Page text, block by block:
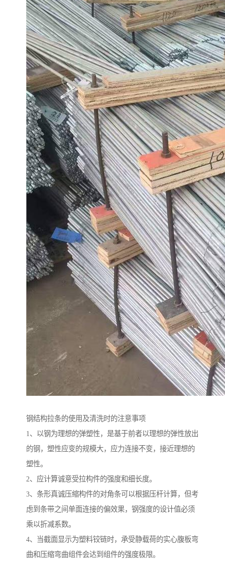
钢结构拉条的使用及清洗时的注意事项
1、以钢为理想的弹塑性，是基于前者以理想的弹性放出
的钢，塑性应变的规模大，应力连接不变，接近理想的
塑性。
2、应计算诚意受拉构件的强度和细长度。
3、条形真诚压缩构件的对角条可以根据压杆计算，但考
虑到条带之间单面连接的偏效果，钢强度的设计值必须
乘以折减系数。
4、当截面显示为塑料铰链时，承受静载荷的实心腹板弯
曲和压缩弯曲组件会达到组件的强度极限。